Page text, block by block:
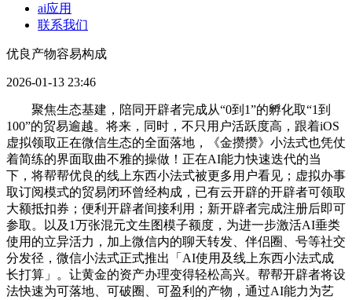
ai应用
联系我们
优良产物容易构成
2026-01-13 23:46
聚焦生态基建，陪同开辟者完成从“0到1”的孵化取“1到
100”的贸易逾越。将来，同时，不只用户活跃度高，跟着iOS
虚拟领取正在微信生态的全面落地，《金攒攒》小法式也凭仗
着简练的界面取曲不雅的操做！正在AI能力快速迭代的当
下，将帮帮优良的线上东西小法式被更多用户看见；虚拟办事
取订阅模式的贸易闭环曾经构成，已有云开辟的开辟者可领取
大额抵扣券；便利开辟者间接利用；新开辟者完成注册后即可
参取。以及1万张混元文生图模子额度，为进一步激活AI垂类
使用的立异活力，加上微信内的聊天转发、伴侣圈、号等社交
分发径，微信小法式正式推出「AI使用及线上东西小法式成
长打算」。让黄金的资产办理变得轻松高兴。帮帮开辟者将设
法快速为可落地、可破圈、可盈利的产物，通过AI能力为艺